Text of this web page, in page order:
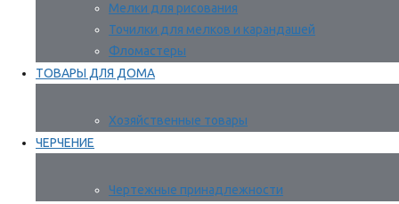
Мелки для рисования
Точилки для мелков и карандашей
Фломастеры
ТОВАРЫ ДЛЯ ДОМА
Хозяйственные товары
ЧЕРЧЕНИЕ
Чертежные принадлежности